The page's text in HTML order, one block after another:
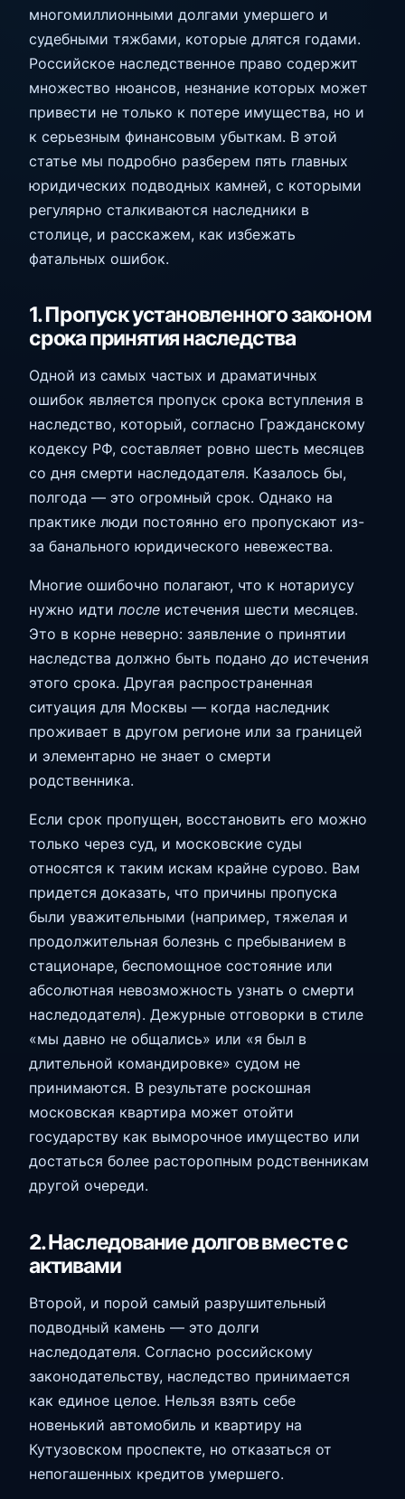
многомиллионными долгами умершего и
судебными тяжбами, которые длятся годами.
Российское наследственное право содержит
множество нюансов, незнание которых может
привести не только к потере имущества, но и
к серьезным финансовым убыткам. В этой
статье мы подробно разберем пять главных
юридических подводных камней, с которыми
регулярно сталкиваются наследники в
столице, и расскажем, как избежать
фатальных ошибок.
1. Пропуск установленного законом
срока принятия наследства
Одной из самых частых и драматичных
ошибок является пропуск срока вступления в
наследство, который, согласно Гражданскому
кодексу РФ, составляет ровно шесть месяцев
со дня смерти наследодателя. Казалось бы,
полгода — это огромный срок. Однако на
практике люди постоянно его пропускают из-
за банального юридического невежества.
Многие ошибочно полагают, что к нотариусу
нужно идти после истечения шести месяцев.
Это в корне неверно: заявление о принятии
наследства должно быть поданодо истечения
этого срока. Другая распространенная
ситуация для Москвы — когда наследник
проживает в другом регионе или за границей
и элементарно не знает о смерти
родственника.
Если срок пропущен, восстановить его можно
только через суд, и московские суды
относятся к таким искам крайне сурово. Вам
придется доказать, что причины пропуска
были уважительными (например, тяжелая и
продолжительная болезнь с пребыванием в
стационаре, беспомощное состояние или
абсолютная невозможность узнать о смерти
наследодателя). Дежурные отговорки в стиле
«мы давно не общались» или «я был в
длительной командировке» судом не
принимаются. В результате роскошная
московская квартира может отойти
государству как выморочное имущество или
достаться более расторопным родственникам
другой очереди.
2. Наследование долгов вместе с
активами
Второй, и порой самый разрушительный
подводный камень — это долги
наследодателя. Согласно российскому
законодательству, наследство принимается
как единое целое. Нельзя взять себе
новенький автомобиль и квартиру на
Кутузовском проспекте, но отказаться от
непогашенных кредитов умершего.